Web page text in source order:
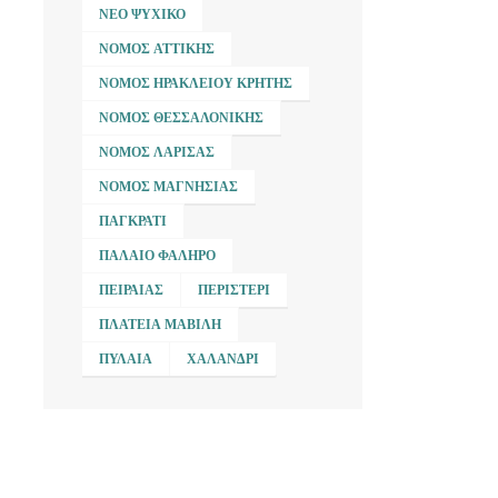
ΝΈΟ ΨΥΧΙΚΌ
ΝΟΜΌΣ ΑΤΤΙΚΉΣ
ΝΟΜΌΣ ΗΡΑΚΛΕΊΟΥ ΚΡΉΤΗΣ
ΝΟΜΌΣ ΘΕΣΣΑΛΟΝΊΚΗΣ
ΝΟΜΌΣ ΛΆΡΙΣΑΣ
ΝΟΜΌΣ ΜΑΓΝΗΣΊΑΣ
ΠΑΓΚΡΆΤΙ
ΠΑΛΑΙΌ ΦΆΛΗΡΟ
ΠΕΙΡΑΙΆΣ ΠΕΡΙΣΤΈΡΙ
ΠΛΑΤΕΊΑ ΜΑΒΊΛΗ
ΠΥΛΑΊΑ ΧΑΛΆΝΔΡΙ